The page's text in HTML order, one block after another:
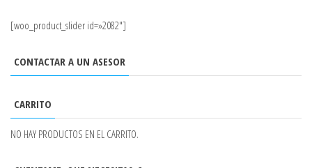
[woo_product_slider id=»2082″]
CONTACTAR A UN ASESOR
CARRITO
NO HAY PRODUCTOS EN EL CARRITO.